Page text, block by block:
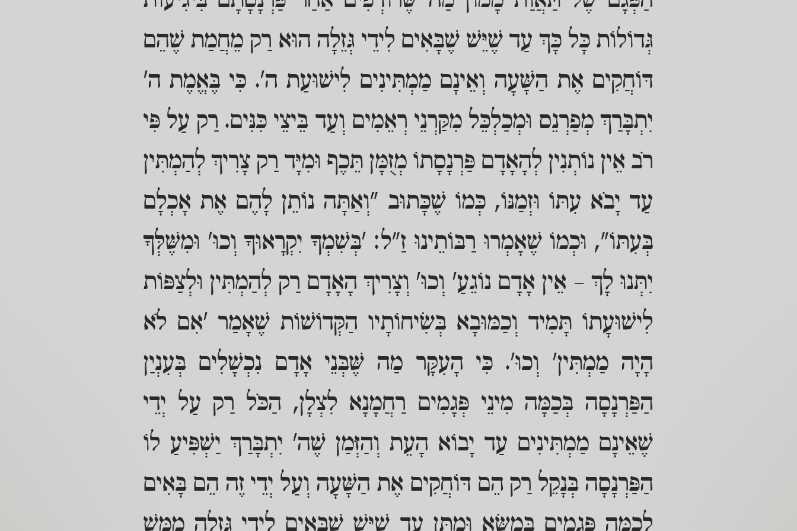
גְּדוֹלוֹת כָּל כָּךְ עַד שֶׁיֵּשׁ שֶׁבָּאִים לִידֵי גְּזֵלָה הוּא רַק מֵחֲמַת שֶׁהֵם
דּוֹחֲקִים אֶת הַשָּׁעָה וְאֵינָם מַמְתִּינִים לִישׁוּעַת ה'. כִּי בֶּאֱמֶת ה'
יִתְבָּרַךְ מְפַרְנֵס וּמְכַלְכֵּל מִקַּרְנֵי רְאֵמִים וְעַד בֵּיצֵי כִּנִּים. רַק עַל פִּי
רֹב אֵין נוֹתְנִין לְהָאָדָם פַּרְנָסָתוֹ מְזֻמָּן תֵּכֶף וּמִיָּד רַק צָרִיךְ לְהַמְתִּין
עַד יָבֹא עִתּוֹ וּזְמַנּוֹ, כְּמוֹ שֶׁכָּתוּב "וְאַתָּה נוֹתֵן לָהֶם אֶת אָכְלָם
בְּעִתּוֹ", וּכְמוֹ שֶׁאָמְרוּ רַבּוֹתֵינוּ זַ"ל: 'בְּשִׁמְךָ יִקְרָאוּךָ וְכוּ' וּמִשֶּׁלְּךָ
יִתְּנוּ לָךְ – אֵין אָדָם נוֹגֵעַ' וְכוּ' וְצָרִיךְ הָאָדָם רַק לְהַמְתִּין וּלְצַפּוֹת
לִישׁוּעָתוֹ תָּמִיד וְכַמּוּבָא בְּשִׂיחוֹתָיו הַקְּדוֹשׁוֹת שֶׁאָמַר 'אִם לֹא
הָיָה מַמְתִּין' וְכוּ'. כִּי הָעִקָּר מַה שֶּׁבְּנֵי אָדָם נִכְשָׁלִים בְּעִנְיַן
הַפַּרְנָסָה בְּכַמָּה מִינֵי פְּגָמִים רַחֲמָנָא לִצְלָן, הַכֹּל רַק עַל יְדֵי
שֶׁאֵינָם מַמְתִּינִים עַד יָבוֹא הָעֵת וְהַזְּמַן שֶׁה' יִתְבָּרַךְ יַשְׁפִּיעַ לוֹ
הַפַּרְנָסָה בְּנָקֵל רַק הֵם דּוֹחֲקִים אֶת הַשָּׁעָה וְעַל יְדֵי זֶה הֵם בָּאִים